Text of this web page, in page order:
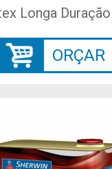
Longa
ORÇAR